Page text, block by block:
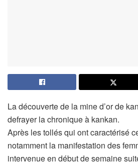
La découverte de la mine d’or de
defrayer la chronique à kankan.
Après les tollés qui ont caractérisé
notamment la manifestation des
intervenue en début de semaine